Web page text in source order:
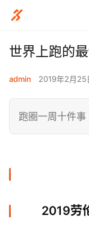
世界上跑的
admin 2019年2月
跑圈一周十件事
2019劳